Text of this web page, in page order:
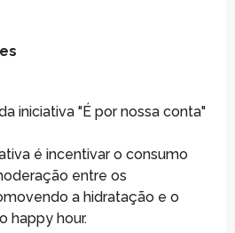
iniciativa "É por nossa conta"
é incentivar o consumo
entre os
a hidratação e o
happy hour.